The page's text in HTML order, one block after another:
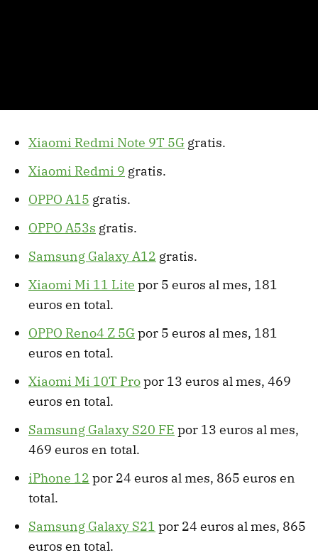
Xiaomi Redmi Note 9T 5G gratis.
Xiaomi Redmi 9 gratis.
OPPO A15 gratis.
OPPO A53s gratis.
Samsung Galaxy A12 gratis.
Xiaomi Mi 11 Lite por 5 euros al mes, 181
euros en total.
OPPO Reno4 Z 5Gpor 5 euros al mes, 181
euros en total.
Xiaomi Mi 10T Propor 13 euros al mes, 469
euros en total.
Samsung Galaxy S20 FE por 13 euros al mes,
469 euros en total.
iPhone 12 por 24 euros al mes, 865 euros en
total.
Samsung Galaxy S21 por 24 euros al mes, 865
euros en total.